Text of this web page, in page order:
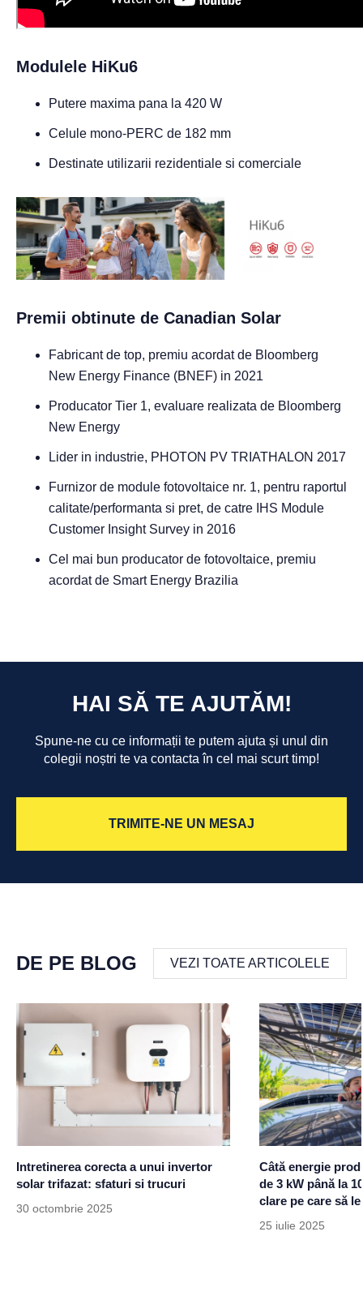
Modulele HiKu6
Putere maxima pana la 420 W
Celule mono-PERC de 182 mm
Destinate utilizarii rezidentiale si comerciale
Premii obtinute de Canadian Solar
Fabricant de top, premiu acordat de Bloomberg
New Energy Finance (BNEF) in 2021
Producator Tier 1, evaluare realizata de Bloomberg
New Energy
Lider in industrie, PHOTON PV TRIATHALON 2017
Furnizor de module fotovoltaice nr. 1, pentru raportul
calitate/performanta si pret, de catre IHS Module
Customer Insight Survey in 2016
Cel mai bun producator de fotovoltaice, premiu
acordat de Smart Energy Brazilia
HAI SĂ TE AJUTĂM!
Spune-ne cu ce informații te putem ajuta și unul din
colegii noștri te va contacta în cel mai scurt timp!
TRIMITE-NE UN MESAJ
DE PE BLOG VEZI TOATE ARTICOLELE
Intretinerea corecta a unui invertor
solar trifazat: sfaturi si trucuri
30 octombrie 2025
Câtă energie
de 3 kW până la
clare pe care să
25 iulie 2025